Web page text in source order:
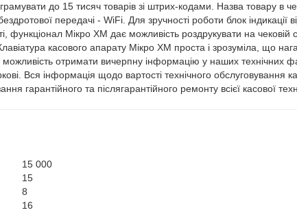
до 15 тисяч товарів зі штрих-кодами. Назва товару в
передачі - WiFi. Для зручності роботи блок індикації
Мікро ХМ дає можливість роздрукувати на чековій
касового апарату Мікро ХМ проста і зрозуміла, що
отримати вичерпну інформацію у наших технічних
Вся інформація щодо вартості технічного обслуговування
гарантійного та післягарантійного ремонту всієї касової
15 000
15
8
16